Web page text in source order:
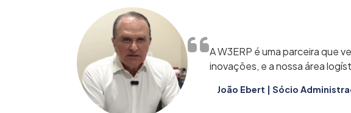
A W3ERP é uma parceira que
inovações, e a nossa área
João Ebert | Sócio